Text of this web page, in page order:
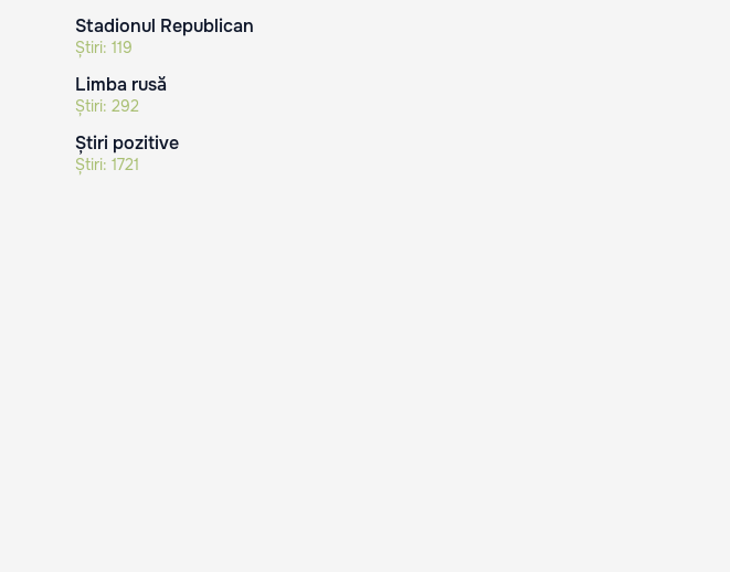
Stadionul Republican
Știri: 119
Limba rusă
Știri: 292
Știri pozitive
Știri: 1721